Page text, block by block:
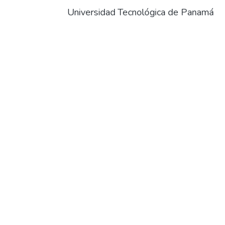
Universidad Tecnológica de Panamá